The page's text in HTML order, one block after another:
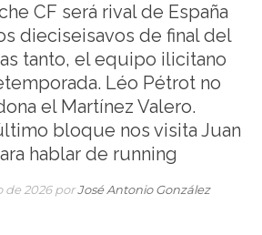
CF será rival de España
dieciseisavos de final del
tanto, el equipo ilicitano
Léo Pétrot no
el Martínez Valero.
bloque nos visita Juan
hablar de running
de 2026 porJosé Antonio González